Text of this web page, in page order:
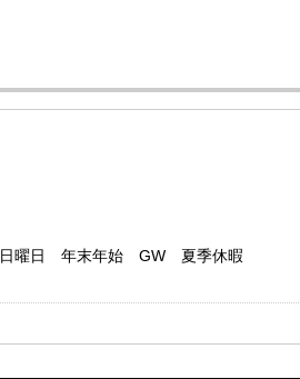
日曜日 年末年始 GW 夏季休暇